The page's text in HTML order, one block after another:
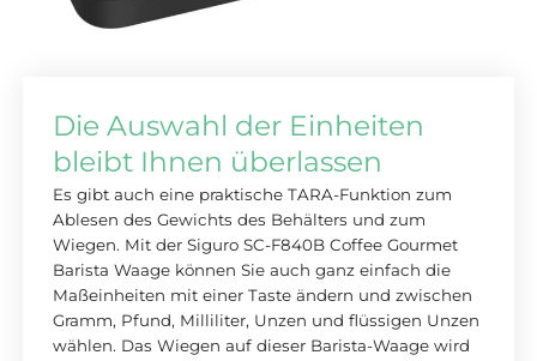
Die Auswahl der Einheiten
bleibt Ihnen überlassen
Es gibt auch eine praktische TARA-Funktion zum
Ablesen des Gewichts des Behälters und zum
Wiegen. Mit der Siguro SC-F840B Coffee Gourmet
Barista Waage können Sie auch ganz einfach die
Maßeinheiten mit einer Taste ändern und zwischen
Gramm, Pfund, Milliliter, Unzen und flüssigen Unzen
wählen. Das Wiegen auf dieser Barista-Waage wird